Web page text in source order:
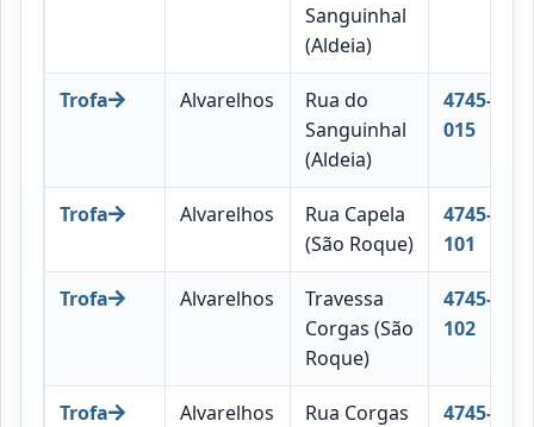
Sanguinhal
(Aldeia)
Trofa Alvarelhos
Rua do
Sanguinhal
(Aldeia)
4745-
015
Trofa Alvarelhos
Rua Capela
(São Roque)
4745-
101
Trofa Alvarelhos
Travessa
Corgas (São
Roque)
4745-
102
Trofa Alvarelhos
Rua Corgas
4745-